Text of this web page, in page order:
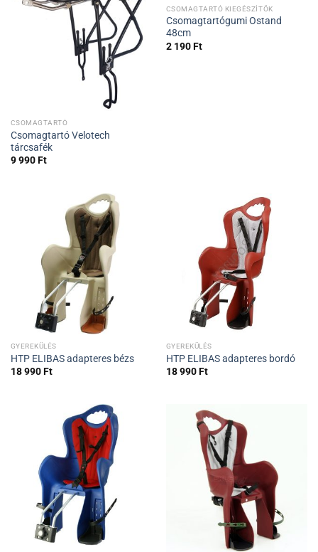
CSOMAGTARTÓ
Csomagtartó Velotech
tárcsafék
9 990Ft
CSOMAGTARTÓ KIEGÉSZÍTŐK
Csomagtartógumi Ostand
48cm
2 190Ft
GYEREKÜLÉS
HTP ELIBAS adapteres bézs
18 990Ft
GYEREKÜLÉS
HTP ELIBAS adapteres bordó
18 990Ft